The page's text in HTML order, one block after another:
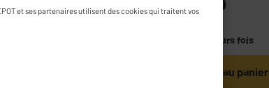
cuisson induction HIGH
007C
129
plusieurs fois
Ajouter au panier
et ses partenaires utilisent des cookies qui traitent vos